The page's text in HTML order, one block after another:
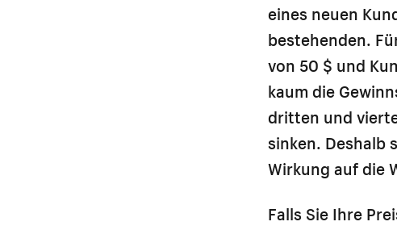
eines neuen
bestehenden.
von 50 $ und
kaum die
dritten und
sinken. Deshalb
Wirkung auf die
Falls Sie Ihre